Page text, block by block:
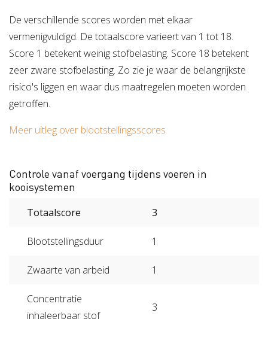
De verschillende scores worden met elkaar
vermenigvuldigd. De totaalscore varieert van 1 tot 18.
Score 1 betekent weinig stofbelasting. Score 18 betekent
zeer zware stofbelasting. Zo zie je waar de belangrijkste
risico's liggen en waar dus maatregelen moeten worden
getroffen.
Meer uitleg over blootstellingsscores
Controle vanaf voergang tijdens voeren in
kooisystemen
Totaalscore 3
Blootstellingsduur 1
Zwaarte van arbeid 1
Concentratie
inhaleerbaar stof
3